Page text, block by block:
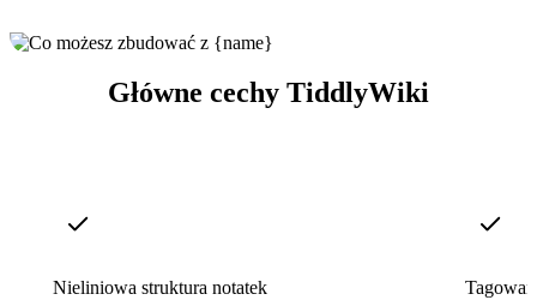
Główne cechy TiddlyWiki
Nieliniowa struktura notatek